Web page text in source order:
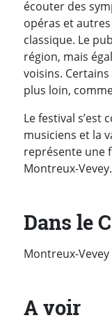
écouter des
opéras et
classique. Le
région, mais
voisins.
plus loin,
Le festival s’est
musiciens et la
représente une
Montreux-Vevey.
Dans le
Montreux-Vevey
A voir